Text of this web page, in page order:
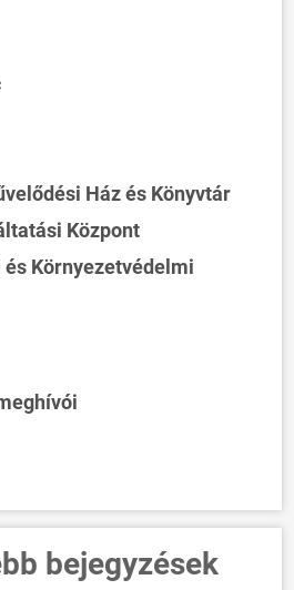
Ház és Könyvtár
Központ
Környezetvédelmi
bejegyzések